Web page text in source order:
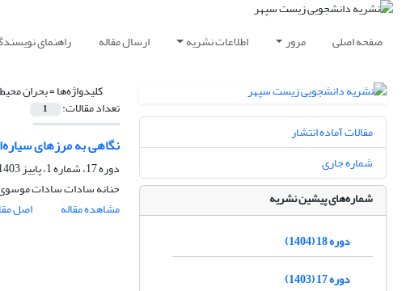
صفحه اصلی مرور اطلاعات نشریه ارسال مقاله راهنمای
کلیدواژه‌ها =بحران
تعداد مقالات: 1
نگاهی به مرزهای
دوره 17، شماره 1، پاییز 1403، صفحه
حنانه سادات سادات
مشاهده مقاله
اصل
مقالات آماده انتشار
شماره جاری
شماره‌های پیشین نشریه
دوره 18 (1404)
دوره 17 (1403)